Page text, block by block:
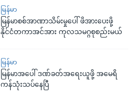
မြန်မာ
မြန်မာစစ်အာဏာသိမ်းမှုပေါ် ဖိအားပေးဖို့
နိုင်ငံတကာအင်အား ကုလသမဂ္ဂစုစည်းမယ်
မြန်မာ
မြန်မာအပေါ် ဒဏ်ခတ်အရေးယူဖို့ အမေရိ
ကန်သုံးသပ်နေပြီ